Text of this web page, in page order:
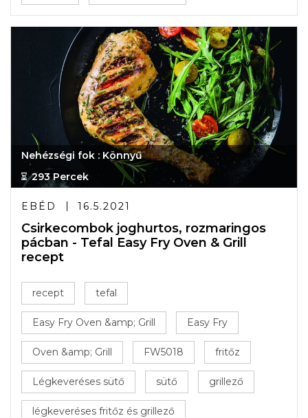
Nehézségi fok : Könnyű
293 Percek
EBÉD 16.5.2021
Csirkecombok joghurtos, rozmaringos
pácban - Tefal Easy Fry Oven & Grill
recept
recept tefal
Easy Fry Oven &amp; Grill Easy Fry
Oven &amp; Grill FW5018 fritőz
Légkeveréses sütő sütő grillező
légkeveréses fritőz és grillező